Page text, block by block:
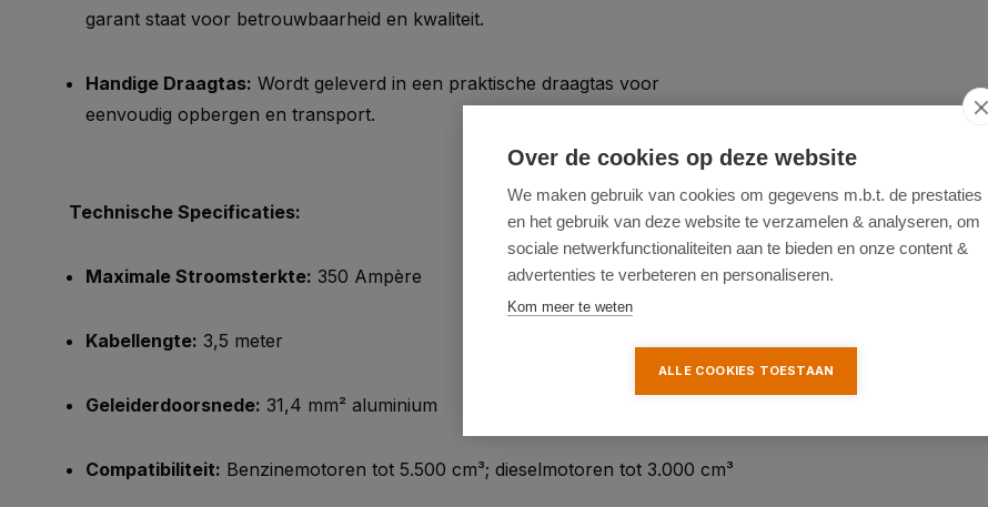
garant staat voor betrouwbaarheid en kwaliteit.
Handige Draagtas: Wordt geleverd in een praktische draagtas voor
eenvoudig opbergen en transport.
Technische Specificaties:
Maximale Stroomsterkte: 350 Ampère
Kabellengte: 3,5 meter
Geleiderdoorsnede: 31,4 mm² aluminium
Compatibiliteit: Benzinemotoren tot 5.500 cm³; dieselmotoren tot 3.000 cm³
Over de cookies op deze website
We maken gebruik van cookies om gegevens m.b.t. de prestaties
en het gebruik van deze website te verzamelen & analyseren, om
sociale netwerkfunctionaliteiten aan te bieden en onze content &
advertenties te verbeteren en personaliseren.
Kom meer te weten
ALLE COOKIES TOESTAAN